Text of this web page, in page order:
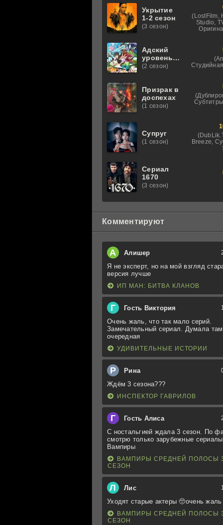
Укрытие
1-2 сезон
(3 сезон)
(LostFilm,
Studio,
Адский
уровень:
Хардкорный
высокой
сложности
в другом
(2 сезон)
Призрак в
доспехах
(1 сезон)
Супруг
(1 сезон)
Breeze,
Сериал
1670
(3 сезон)
Комментируют
А Алишер
Я не эксперт, но на мой взгляд
версия лучше
ИП МАН: БИТВА КЛАНОВ
Г Гость Виктория
Очень жаль, что так мало серий.
Замечательный сериал. Думала там
очередная
УДИВИТЕЛЬНЫЕ ИСТОРИИ
Р Рина
Ждём 3 сезона???
ИНСПЕКТОР ГАВРИЛОВ
Г Гость Алиса
С ностальгией ждала 3 сезон. По
смотрю только зарубежные
Вампиры
ВАМПИРЫ СРЕДНЕЙ ПОЛОСЫ
СЕЗОН
Л Лис
Уходят старые актеры 🥺очень жаль
ВАМПИРЫ СРЕДНЕЙ ПОЛОСЫ
СЕЗОН